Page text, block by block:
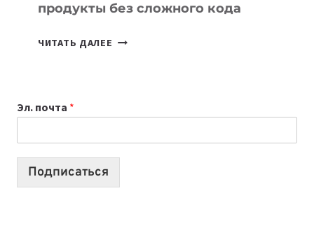
продукты без сложного кода
ЧИТАТЬ ДАЛЕЕ
СОЗДАВАТЬ
ПРОДУКТЫ
Эл. почта *
Подписаться